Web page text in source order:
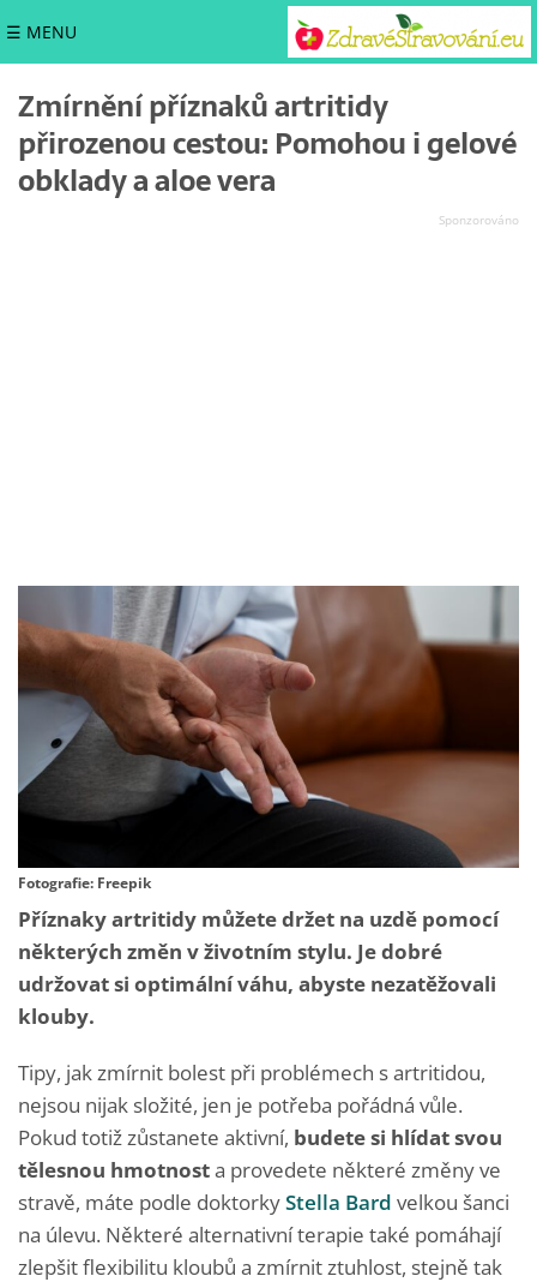
☰ MENU
Zmírnění příznaků artritidy
přirozenou cestou: Pomohou i gelové
obklady a aloe vera
Fotografie: Freepik
Příznaky artritidy můžete držet na uzdě pomocí
některých změn v životním stylu. Je dobré
udržovat si optimální váhu, abyste nezatěžovali
klouby.
Tipy, jak zmírnit bolest při problémech s artritidou,
nejsou nijak složité, jen je potřeba pořádná vůle.
Pokud totiž zůstanete aktivní, budete si hlídat svou
tělesnou hmotnosta provedete některé změny ve
stravě, máte podle doktorkyStella Bard velkou šanci
na úlevu. Některé alternativní terapie také pomáhají
zlepšit flexibilitu kloubů a zmírnit ztuhlost, stejně tak